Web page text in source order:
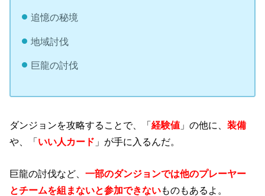
追憶の秘境
地域討伐
巨龍の討伐
ダンジョンを攻略することで、「経験値 」の他に、装備
や、「いい人カード 」が手に入るんだ。
巨龍の討伐など、一部のダンジョンでは他のプレーヤー
とチームを組まないと参加できないものもあるよ。